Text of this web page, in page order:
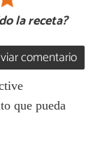
la receta?
comentario
que pueda